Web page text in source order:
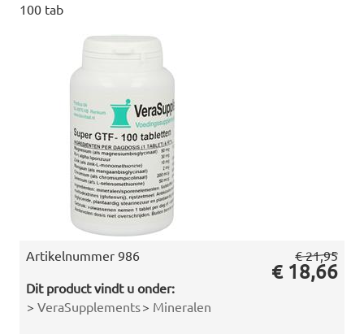
100 tab
Artikelnummer 986
Dit product vindt u onder:
> VeraSupplements> Mineralen
€ 21,95
€ 18,66